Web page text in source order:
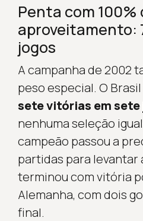
Penta com 100%
aproveitamento:
jogos
A campanha de 2002
peso especial. O
sete vitórias em
nenhuma seleção
campeão passou a
partidas para levantar
terminou com vitória
Alemanha, com dois
final.